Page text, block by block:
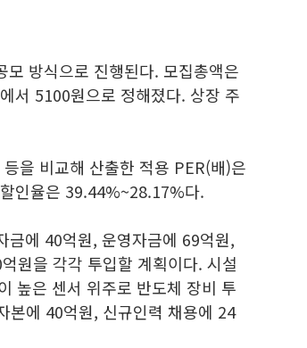
방식으로 진행된다. 모집총액은
서 5100원으로 정해졌다. 상장 주
을 비교해 산출한 적용 PER(배)은
인율은 39.44%~28.17%다.
금에 40억원, 운영자금에 69억원,
원을 각각 투입할 계획이다. 시설
높은 센서 위주로 반도체 장비 투
본에 40억원, 신규인력 채용에 24